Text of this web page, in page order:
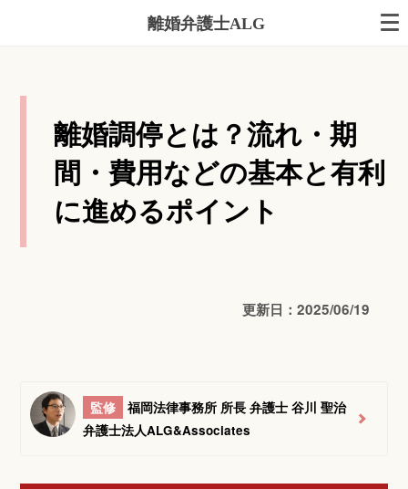
離婚弁護士ALG
離婚調停とは？流れ・期
間・費用などの基本と有利
に進めるポイント
更新日：2025/06/19
監修
福岡法律事務所 所長 弁護士 谷川 聖治
弁護士法人ALG&Associates